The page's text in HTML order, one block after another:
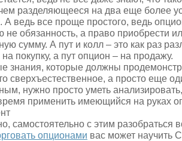
разделяющееся на два еще более
А ведь все проще простого, ведь
не обязанность, а право приобрести
сумму. А пут и колл – это как раз
покупку, а пут опцион – на продажу.
знания, которые должны
сверхъестественное, а просто еще
нужно просто уметь
применить имеющийся на руках
самостоятельно с этим
опционами вас может научить